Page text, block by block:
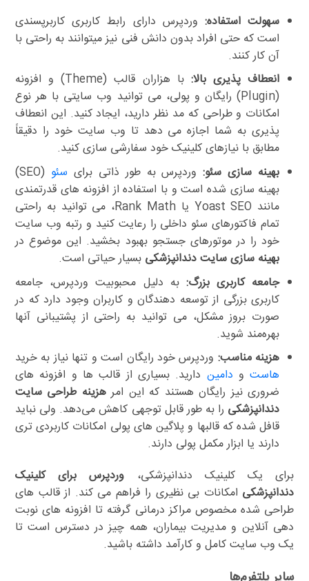
سهولت استفاده:وردپرس دارای رابط کاربری کاربرپسندی
است که حتی افراد بدون دانش فنی نیز میتوانند به راحتی با
آن کار کنند.
انعطاف پذیری بالا:
با هزاران قالب (Theme) و افزونه
(Plugin) رایگان و پولی، می توانید وب سایتی با هر نوع
امکانات و طراحی که مد نظر دارید، ایجاد کنید. این انعطاف
پذیری به شما اجازه می دهد تا وب سایت خود را دقیقاً
مطابق با نیازهای کلینیک خود سفارشی سازی کنید.
بهینه سازی سئو:وردپرس به طور ذاتی برای سئو
(SEO)
بهینه سازی شده است و با استفاده از افزونه های قدرتمندی
مانند Yoast SEO یا Rank Math، می توانید به راحتی
تمام فاکتورهای سئو داخلی را رعایت کنید و رتبه وب سایت
خود را در موتورهای جستجو بهبود بخشید. این موضوع در
بهینه سازی سایت دندانپزشکی بسیار حیاتی است.
جامعه کاربری بزرگ: به دلیل محبوبیت وردپرس، جامعه
کاربری بزرگی از توسعه دهندگان و کاربران وجود دارد که در
صورت بروز مشکل، می توانید به راحتی از پشتیبانی آنها
بهره‌مند شوید.
هزینه مناسب: وردپرس خود رایگان است و تنها نیاز به خرید
هاستو دامین دارید. بسیاری از قالب ها و افزونه های
ضروری نیز رایگان هستند که این امرهزینه طراحی سایت
دندانپزشکی را به طور قابل توجهی کاهش می‌دهد. ولی نباید
قافل شده که قالبها و پلاگین های پولی امکانات کاربردی تری
دارند یا ابزار مکمل پولی دارند.
برای یک کلینیک دندانپزشکی، وردپرس برای کلینیک
دندانپزشکی امکانات بی نظیری را فراهم می کند. از قالب های
طراحی شده مخصوص مراکز درمانی گرفته تا افزونه های نوبت
دهی آنلاین و مدیریت بیماران، همه چیز در دسترس است تا
یک وب سایت کامل و کارآمد داشته باشید.